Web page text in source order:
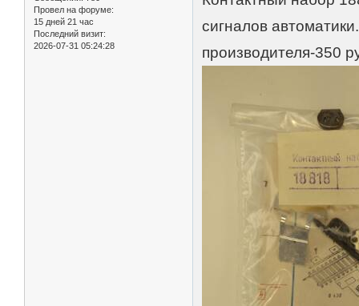
Провел на форуме:
15 дней 21 час
Последний визит:
2026-07-31 05:24:28
сигналов
производителя-350